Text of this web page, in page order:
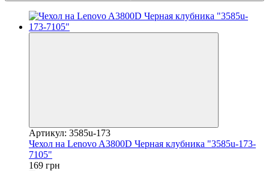
Артикул: 3585u-173
Чехол на Lenovo A3800D Черная клубника "3585u-173-
7105"
169 грн